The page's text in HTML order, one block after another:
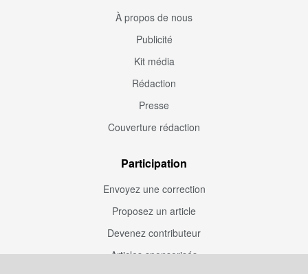
À propos de nous
Publicité
Kit média
Rédaction
Presse
Couverture rédaction
Participation
Envoyez une correction
Proposez un article
Devenez contributeur
Articles sponsorisés